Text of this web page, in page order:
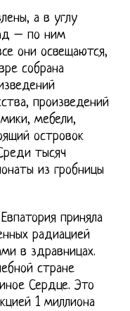
а в углу
– по ним
они освещаются,
собрана
произведений
мебели,
островок
тысяч
из гробницы
приняла
радиацией
в здравницах.
стране
Сердце. Это
1 миллиона